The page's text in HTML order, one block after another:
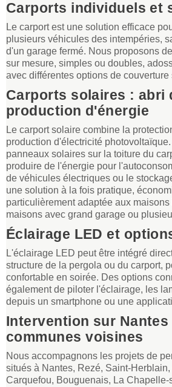
Carports individuels et
Le carport est une solution efficace
plusieurs véhicules des intempéries,
d'un garage fermé. Nous proposons
sur mesure, simples ou doubles,
avec différentes options de
Carports solaires : abri
production d'énergie
Le carport solaire combine la
production d'électricité
panneaux solaires sur la toiture du
produire de l'énergie pour
de véhicules électriques ou le
une solution à la fois pratique,
particulièrement adaptée aux
maisons avec grand garage ou
Éclairage LED et
L'éclairage LED peut être intégré
structure de la pergola ou du carport,
confortable en soirée. Des options
également de piloter l'éclairage, les
depuis un smartphone ou une
Intervention sur Nantes
communes voisines
Nous accompagnons les projets de
situés à Nantes, Rezé, Saint-Herblain,
Carquefou, Bouguenais, La Chapelle-